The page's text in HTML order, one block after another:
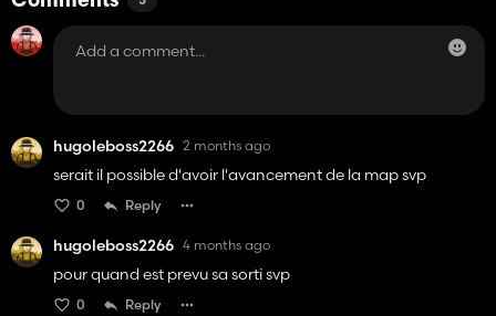
hugoleboss2266 2 months ago
serait il possible d'avoir l'avancement de la map svp
0 Reply
hugoleboss2266 4 months ago
pour quand est prevu sa sorti svp
0 Reply